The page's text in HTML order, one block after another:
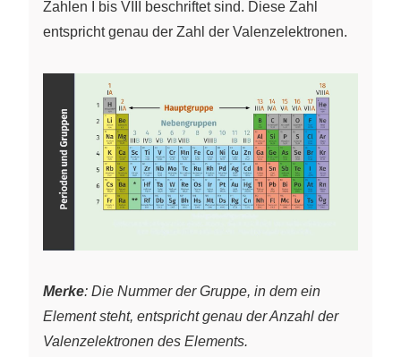
Zahlen I bis VIII beschriftet sind. Diese Zahl
entspricht genau der Zahl der Valenzelektronen.
Merke: Die Nummer der Gruppe, in dem ein
Element steht, entspricht genau der Anzahl der
Valenzelektronen des Elements.